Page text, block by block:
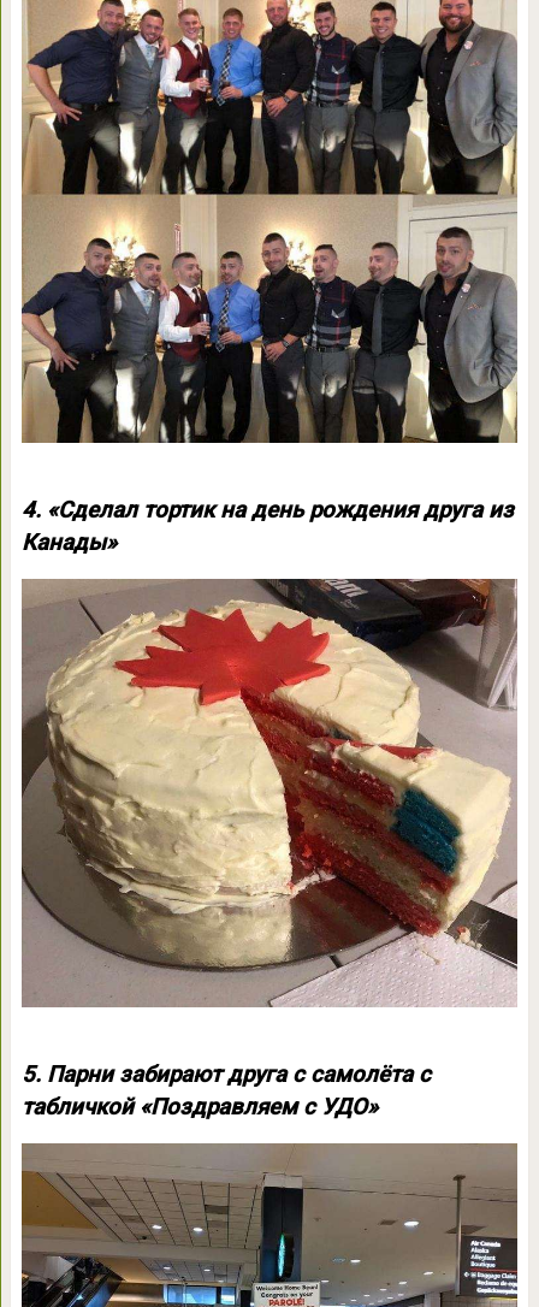
4. «Сделал тортик на день рождения друга из
Канады»
5. Парни забирают друга с самолёта с
табличкой «Поздравляем с УДО»